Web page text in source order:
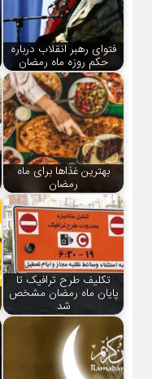
فتوای رهبر انقلاب درباره
حکم روزه ماه رمضان
بهترین غذاها برای ماه
رمضان
تکلیف طرح ترافیک تا
پایان ماه رمضان مشخص
شد